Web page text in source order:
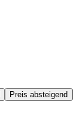
Preis absteigend